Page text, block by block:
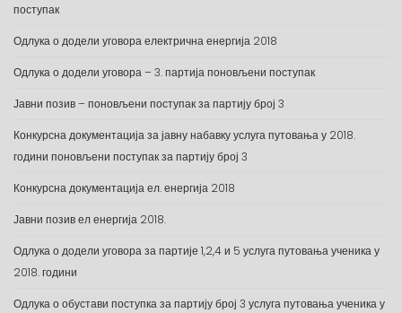
поступак
Одлука о додели уговора електрична енергија 2018
Одлука о додели уговора – 3. партија поновљени поступак
Јавни позив – поновљени поступак за партију број 3
Конкурсна документација за јавну набавку услуга путовања у 2018.
години поновљени поступак за партију број 3
Конкурсна документација ел. енергија 2018
Јавни позив ел енергија 2018.
Одлука о додели уговора за партије 1,2,4 и 5 услуга путовања ученика у
2018. години
Одлука о обустави поступка за партију број 3 услуга путовања ученика у